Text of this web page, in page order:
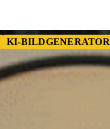
KI-BILDGENERATOR